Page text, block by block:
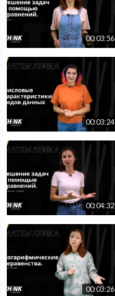
00:03:56
00:03:24
00:04:32
00:03:26